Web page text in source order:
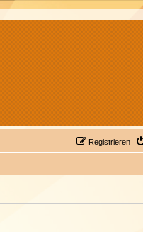
Registrieren